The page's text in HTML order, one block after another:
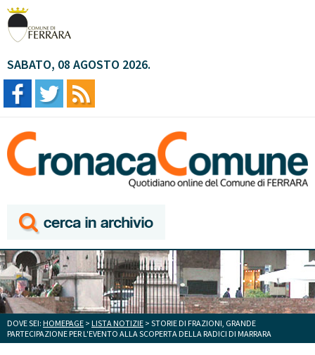
SABATO, 08 AGOSTO 2026.
DOVE SEI: HOMEPAGE > LISTA NOTIZIE > STORIE DI FRAZIONI, GRANDE
PARTECIPAZIONE PER L'EVENTO ALLA SCOPERTA DELLA RADICI DI MARRARA